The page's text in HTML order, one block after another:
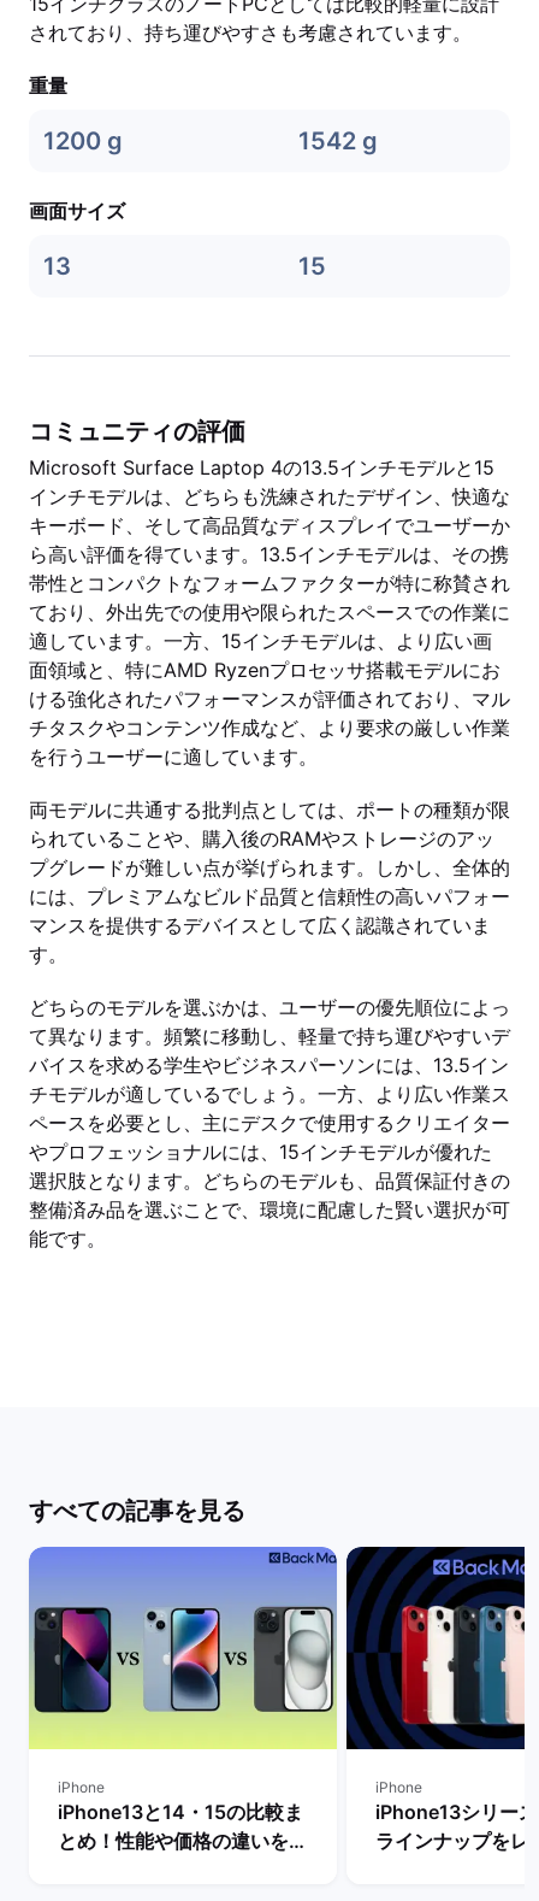
されており、持ち運びやすさも考慮されています。
重量
1200 g 1542 g
画面サイズ
13 15
コミュニティの評価
Microsoft Surface Laptop 4の13.5インチモデルと15
インチモデルは、どちらも洗練されたデザイン、快適な
キーボード、そして高品質なディスプレイでユーザーか
ら高い評価を得ています。13.5インチモデルは、その携
帯性とコンパクトなフォームファクターが特に称賛され
ており、外出先での使用や限られたスペースでの作業に
適しています。一方、15インチモデルは、より広い画
面領域と、特にAMD Ryzenプロセッサ搭載モデルにお
ける強化されたパフォーマンスが評価されており、マル
チタスクやコンテンツ作成など、より要求の厳しい作業
を行うユーザーに適しています。
両モデルに共通する批判点としては、ポートの種類が限
られていることや、購入後のRAMやストレージのアッ
プグレードが難しい点が挙げられます。しかし、全体的
には、プレミアムなビルド品質と信頼性の高いパフォー
マンスを提供するデバイスとして広く認識されていま
す。
どちらのモデルを選ぶかは、ユーザーの優先順位によっ
て異なります。頻繁に移動し、軽量で持ち運びやすいデ
バイスを求める学生やビジネスパーソンには、13.5イン
チモデルが適しているでしょう。一方、より広い作業ス
ペースを必要とし、主にデスクで使用するクリエイター
やプロフェッショナルには、15インチモデルが優れた
選択肢となります。どちらのモデルも、品質保証付きの
整備済み品を選ぶことで、環境に配慮した賢い選択が可
能です。
すべての記事を見る
iPhone
iPhone13と14・15の比較ま
とめ！性能や価格の違いを解
iPhone
iPhone13シリー
ラインナップをレ